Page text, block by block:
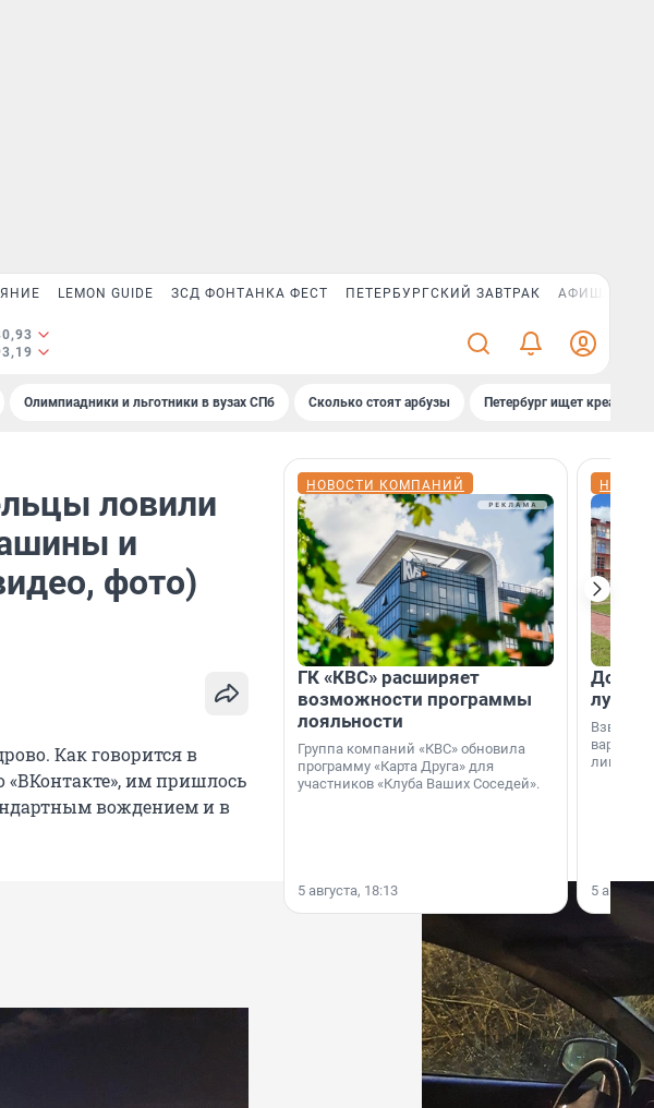
LEMON GUIDE ЗСД ФОНТАНКА ФЕСТ ПЕТЕРБУРГСКИЙ ЗАВТРАК АФИША PLUS
Олимпиадники и льготники в вузах СПб Сколько стоят арбузы Петербург ищет креатив
ловили
и
фото)
Как говорится в
«ВКонтакте», им пришлось
вождением и в
НОВОСТИ КОМПАНИЙ
ГК «КВС» расширяет
возможности программы
лояльности
Группа компаний «КВС» обновила
программу «Карта Друга» для
участников «Клуба Ваших Соседей».
5 августа, 18:13
Дом
лучше
лишнего
5